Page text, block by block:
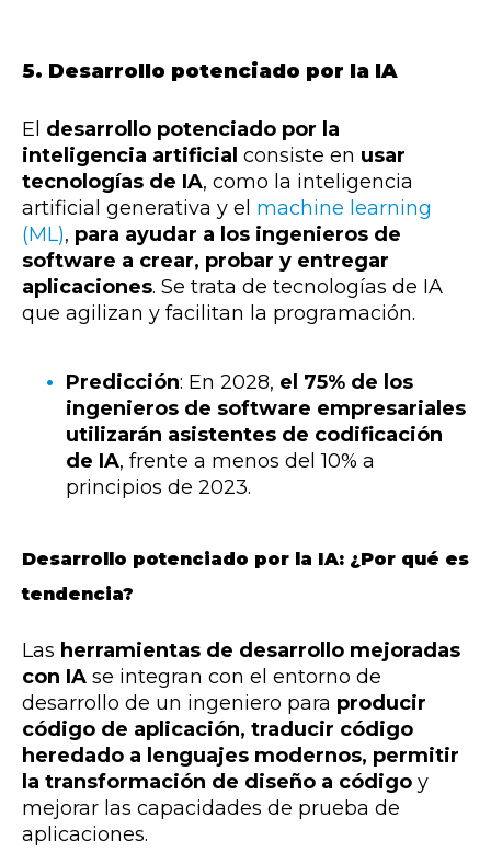
5. Desarrollo potenciado por la IA
El desarrollo potenciado por la
inteligencia artificial consiste en usar
tecnologías de IA, como la inteligencia
artificial generativa y el machine learning
(ML), para ayudar a los ingenieros de
software a crear, probar y entregar
aplicaciones. Se trata de tecnologías de IA
que agilizan y facilitan la programación.
Predicción: En 2028, el 75% de los
ingenieros de software empresariales
utilizarán asistentes de codificación
de IA, frente a menos del 10% a
principios de 2023.
Desarrollo potenciado por la IA: ¿Por qué es
tendencia?
Las herramientas de desarrollo mejoradas
con IA se integran con el entorno de
desarrollo de un ingeniero para producir
código de aplicación, traducir código
heredado a lenguajes modernos, permitir
la transformación de diseño a código y
mejorar las capacidades de prueba de
aplicaciones.